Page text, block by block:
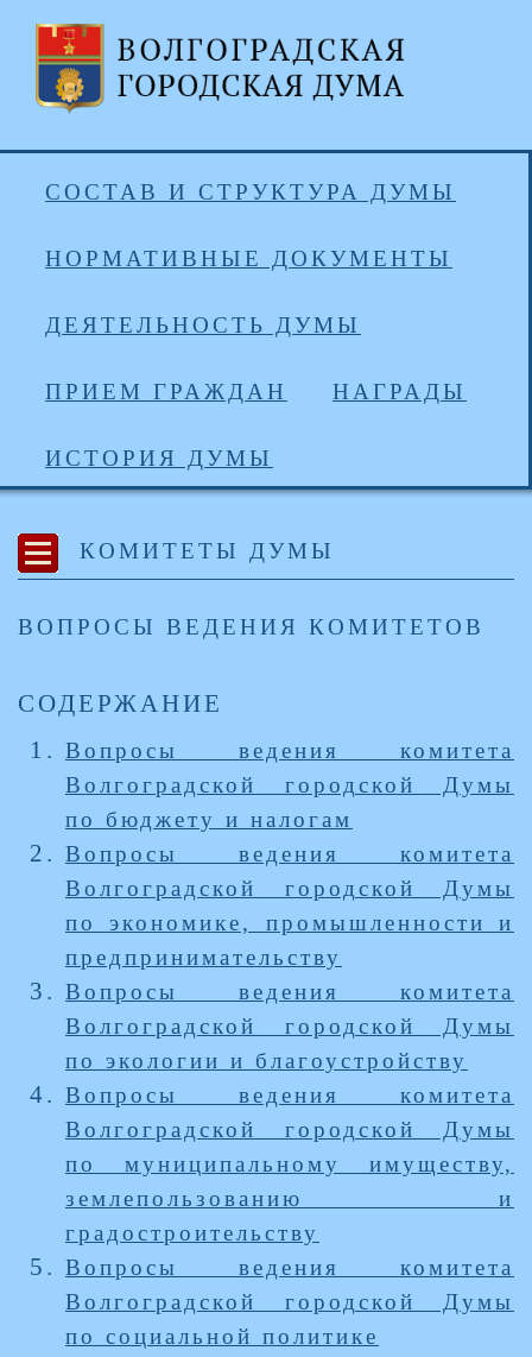
СОСТАВ И СТРУКТУРА ДУМЫ
НОРМАТИВНЫЕ ДОКУМЕНТЫ
ДЕЯТЕЛЬНОСТЬ ДУМЫ
ПРИЕМ ГРАЖДАН НАГРАДЫ
ИСТОРИЯ ДУМЫ
КОМИТЕТЫ ДУМЫ
ВОПРОСЫ ВЕДЕНИЯ КОМИТЕТОВ
СОДЕРЖАНИЕ
Вопросы ведения комитета
Волгоградской городской Думы
по бюджету и налогам
Вопросы ведения комитета
Волгоградской городской Думы
по экономике, промышленности и
предпринимательству
Вопросы ведения комитета
Волгоградской городской Думы
по экологии и благоустройству
Вопросы ведения комитета
Волгоградской городской Думы
по муниципальному имуществу,
землепользованию и
градостроительству
Вопросы ведения комитета
Волгоградской городской Думы
по социальной политике